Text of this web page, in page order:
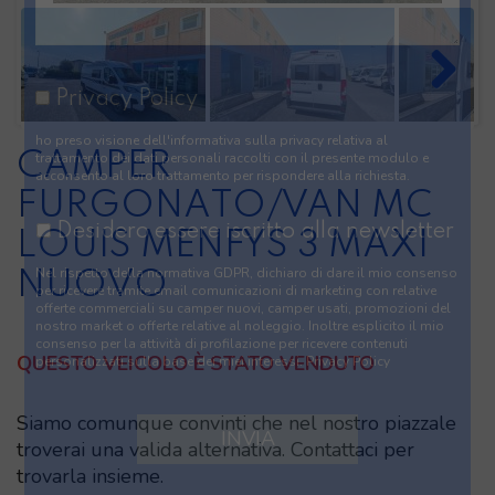
CAMPER
FURGONATO/VAN MC
LOUIS MENFYS 3 MAXI
NUOVO
QUESTO VEICOLO È STATO VENDUTO
Siamo comunque convinti che nel nostro piazzale
troverai una valida alternativa. Contattaci per
trovarla insieme.
Privacy Policy
ho preso visionedell'informativa sulla privacyrelativa al
Desidero essere iscritto alla newsletter